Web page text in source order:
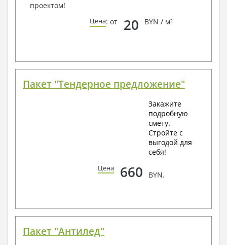
проектом!
Цена: от 20 BYN / м²
Пакет "Тендерное предложение"
Закажите
подробную
смету.
Стройте с
выгодой для
себя!
Цена 660 BYN.
Пакет "Антилед"